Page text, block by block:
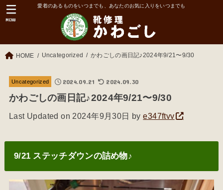
愛着のあるものをいつまでも、あなたのお気に入りをいつまでも
MENU
HOME Uncategorized かわごしの画日記♪2024年9/21〜9/30
Uncategorized 2024.09.21 2024.09.30
かわごしの画日記♪2024年9/21〜9/30
Last Updated on 2024年9月30日 bye347ftvv
9/21 ステッチダウンの詰め物♪